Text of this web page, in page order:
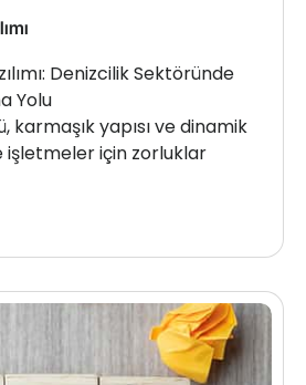
Denizcilik Sektöründe
Yolu
karmaşık yapısı ve dinamik
işletmeler için zorluklar